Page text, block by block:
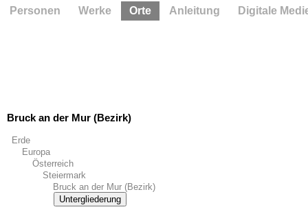
Bruck an der Mur (Bezirk)
Erde
Europa
Österreich
Steiermark
Bruck an der Mur (Bezirk)
Untergliederung
Personen Werke Orte Anleitung Digitale